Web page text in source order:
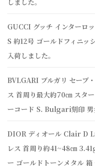
しました。
GUCCI グッチ インターロ
S 約12号 ゴールドフィニッ
入荷しました。
BVLGARI ブルガリ セーブ
ス 首周り最大約70㎝ スタ
ーコード S. Bulgari刻印 男
DIOR ディオール Clair D
レス 首周り約41~48㎝
ー ゴールドトーンメタル